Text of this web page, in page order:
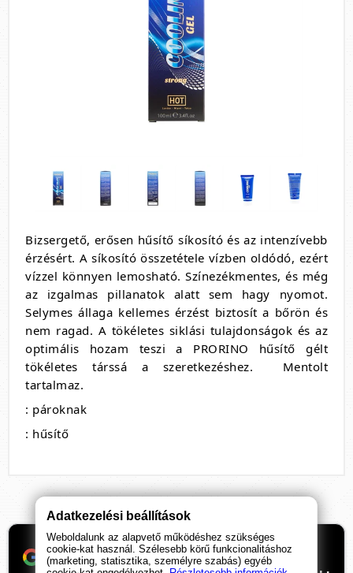
Bizsergető, erősen hűsítő síkosító és az intenzívebb
érzésért. A síkosító összetétele vízben oldódó, ezért
vízzel könnyen lemosható. Színezékmentes, és még
az izgalmas pillanatok alatt sem hagy nyomot.
Selymes állaga kellemes érzést biztosít a bőrön és
nem ragad. A tökéletes siklási tulajdonságok és az
optimális hozam teszi a PRORINO hűsítő gélt
tökéletes társsá a szeretkezéshez.
Mentolt
tartalmaz.
: pároknak
: hűsítő
Ha támogatnád a munkánkat, itt tudod
beállítani, hogy előre kerüljenek
Adatkezelési beállítások
Weboldalunk az alapvető működéshez szükséges
cookie-kat használ. Szélesebb körű funkcionalitáshoz
(marketing, statisztika, személyre szabás) egyéb